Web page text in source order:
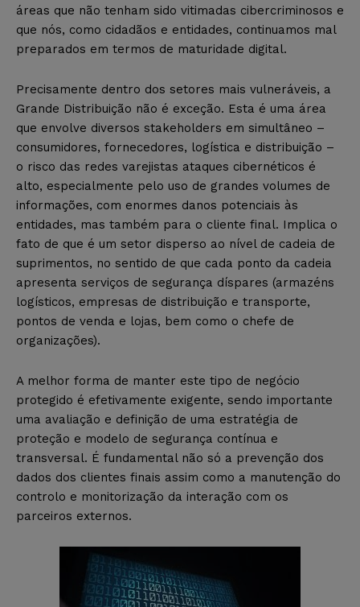
áreas que não tenham sido vitimadas cibercriminosos e
que nós, como cidadãos e entidades, continuamos mal
preparados em termos de maturidade digital.
Precisamente dentro dos setores mais vulneráveis, a
Grande Distribuição não é exceção. Esta é uma área
que envolve diversos stakeholders em simultâneo –
consumidores, fornecedores, logística e distribuição –
o risco das redes varejistas ataques cibernéticos é
alto, especialmente pelo uso de grandes volumes de
informações, com enormes danos potenciais às
entidades, mas também para o cliente final. Implica o
fato de que é um setor disperso ao nível de cadeia de
suprimentos, no sentido de que cada ponto da cadeia
apresenta serviços de segurança díspares (armazéns
logísticos, empresas de distribuição e transporte,
pontos de venda e lojas, bem como o chefe de
organizações).
A melhor forma de manter este tipo de negócio
protegido é efetivamente exigente, sendo importante
uma avaliação e definição de uma estratégia de
proteção e modelo de segurança contínua e
transversal. É fundamental não só a prevenção dos
dados dos clientes finais assim como a manutenção do
controlo e monitorização da interação com os
parceiros externos.